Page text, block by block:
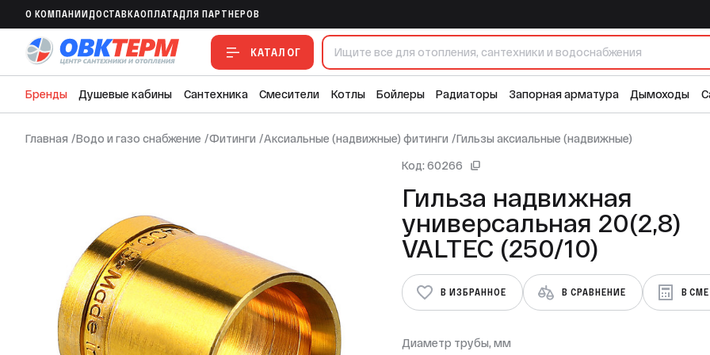
O КОМПАНИИ ДОСТАВКАОПЛАТАДЛЯ ПАРТНЕРОВ
КАТАЛОГ
Бренды Душевые кабины Сантехника Смесители Котлы Бойлеры Радиаторы Запорная арматура Дымоходы
Главная /Водо и газо снабжение /Фитинги /Аксиальные (надвижные) фитинги /Гильзы аксиальные (надвижные)
Код: 60266
Гильза надвижная
универсальная 20(2,8)
VALTEC (250/10)
В ИЗБРАННОЕ В СРАВНЕНИЕ В
Диаметр трубы, мм
Гильза надвижная универсальная 20(2,8) VALTEC (250/10)
В ИЗБРАННОЕ В СРАВНЕНИЕ В СМЕТУ